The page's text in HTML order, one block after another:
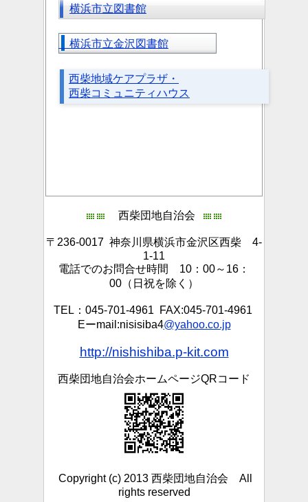
横浜市立図書館
横浜市立金沢図書館
西柴地域ケアプラザ・
西柴コミュニティハウス
西柴団地自治会
〒236-0017 神奈川県横浜市金沢区西柴 4-
1-11
電話でのお問合せ時間 10：00～16：
00（日祝を除く）
TEL：045-701-4961 FAX:045-701-4961
Eーmail:nisisiba4@yahoo.co.jp
http://nishishiba.p-kit.com
西柴団地自治会ホームページQRコード
Copyright (c) 2013 西柴団地自治会 All
rights reserved